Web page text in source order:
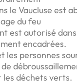
le Vaucluse est
du feu
est autorisé
encadrées.
les personnes
de
déchets verts.